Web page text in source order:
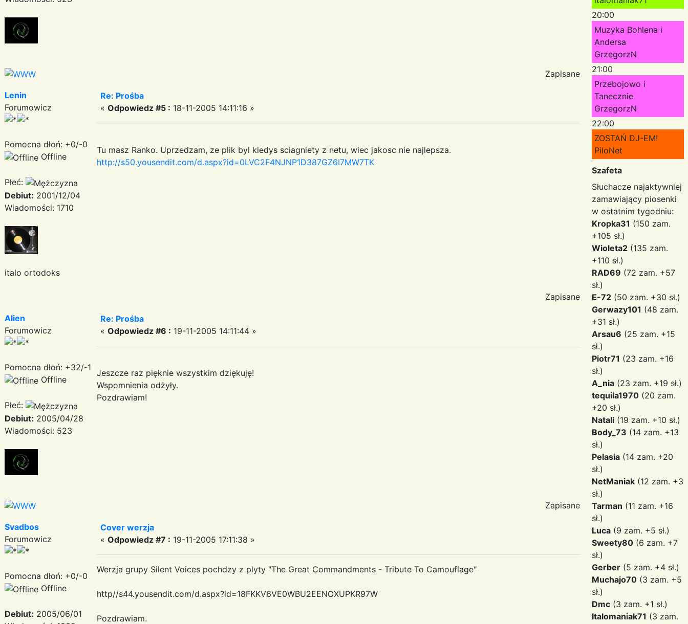
Zapisane
Lenin
Forumowicz
Pomocna dłoń: +0/-0
Offline
Płeć:
Debiut: 2001/12/04
Wiadomości: 1710
italo ortodoks
Re: Prośba
« Odpowiedz #5 : 18-11-2005 14:11:16 »
Tu masz Ranko. Uprzedzam, ze plik byl kiedys sciagniety z netu, wiec jakosc nie najlepsza.
http://s50.yousendit.com/d.aspx?id=0LVC2F4NJNP1D387GZ6I7MW7TK
Zapisane
Alien
Forumowicz
Pomocna dłoń: +32/-1
Offline
Płeć:
Debiut: 2005/04/28
Wiadomości: 523
Re: Prośba
« Odpowiedz #6 : 19-11-2005 14:11:44 »
Jeszcze raz pięknie wszystkim dziękuję!
Wspomnienia odżyły.
Pozdrawiam!
Zapisane
Svadbos
Forumowicz
Pomocna dłoń: +0/-0
Offline
Debiut: 2005/06/01
Cover werzja
« Odpowiedz #7 : 19-11-2005 17:11:38 »
Werzja grupy Silent Voices pochdzy z plyty "The Great Commandments - Tribute To Camouflage"
http//s44.yousendit.com/d.aspx?id=18FKKV6VE0WBU2EENOXUPKR97W
Pozdrawiam.
20:00
Muzyka Bohlena i
Andersa
GrzegorzN
21:00
Przebojowo i
Tanecznie
GrzegorzN
22:00
ZOSTAŃ DJ-EM!
PiloNet
Szafeta
Słuchacze najaktywniej
zamawiający piosenki
w ostatnim tygodniu:
Kropka31 (150 zam.
+105 sł.)
Wioleta2 (135 zam.
+110 sł.)
RAD69 (72 zam. +57
sł.)
E-72 (50 zam. +30 sł.)
Gerwazy101 (48 zam.
+31 sł.)
Arsau6 (25 zam. +15
sł.)
Piotr71 (23 zam. +16
sł.)
A_nia (23 zam. +19 sł.)
tequila1970 (20 zam.
+20 sł.)
Natali (19 zam. +10 sł.)
Body_73 (14 zam. +13
sł.)
Pelasia (14 zam. +20
sł.)
NetManiak (12 zam. +3
sł.)
Tarman (11 zam. +16
sł.)
Luca (9 zam. +5 sł.)
Sweety80 (6 zam. +7
sł.)
Gerber (5 zam. +4 sł.)
Muchajo70 (3 zam. +5
sł.)
Dmc (3 zam. +1 sł.)
Italomaniak71 (3 zam.